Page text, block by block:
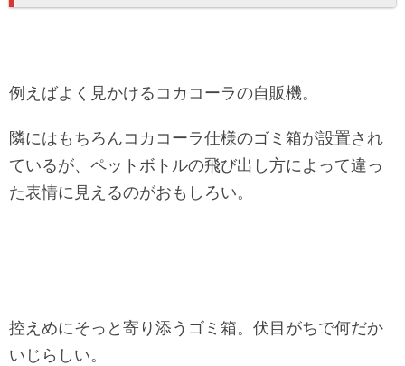
例えばよく見かけるコカコーラの自販機。
隣にはもちろんコカコーラ仕様のゴミ箱が設置され
ているが、ペットボトルの飛び出し方によって違っ
た表情に見えるのがおもしろい。
控えめにそっと寄り添うゴミ箱。伏目がちで何だか
いじらしい。